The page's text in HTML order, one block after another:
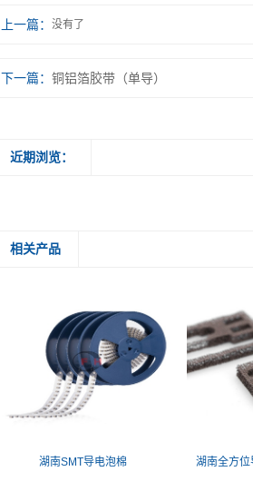
上一篇： 没有了
下一篇： 铜铝箔胶带（单导）
近期浏览：
相关产品
湖南SMT导电泡棉 湖南全方位